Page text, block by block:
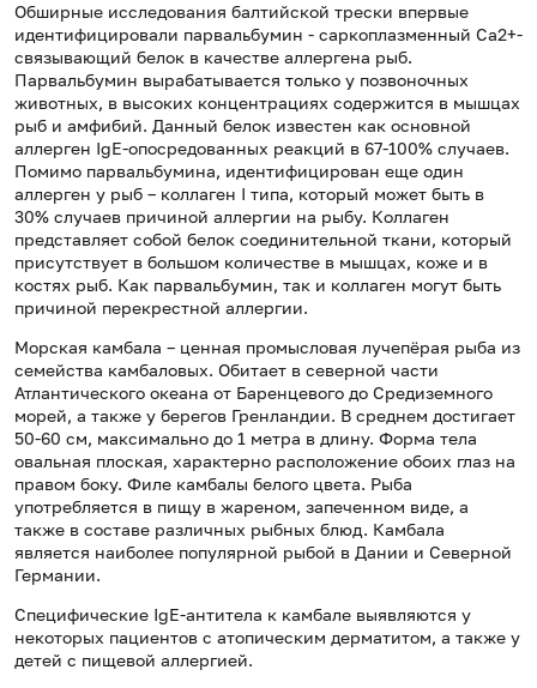
Обширные исследования балтийской трески впервые
идентифицировали парвальбумин - саркоплазменный Ca2+-
связывающий белок в качестве аллергена рыб.
Парвальбумин вырабатывается только у позвоночных
животных, в высоких концентрациях содержится в мышцах
рыб и амфибий. Данный белок известен как основной
аллерген IgЕ-опосредованных реакций в 67-100% случаев.
Помимо парвальбумина, идентифицирован еще один
аллерген у рыб – коллаген I типа, который может быть в
30% случаев причиной аллергии на рыбу. Коллаген
представляет собой белок соединительной ткани, который
присутствует в большом количестве в мышцах, коже и в
костях рыб. Как парвальбумин, так и коллаген могут быть
причиной перекрестной аллергии.
Морская камбала – ценная промысловая лучепёрая рыба из
семейства камбаловых. Обитает в северной части
Атлантического океана от Баренцевого до Средиземного
морей, а также у берегов Гренландии. В среднем достигает
50-60 см, максимально до 1 метра в длину. Форма тела
овальная плоская, характерно расположение обоих глаз на
правом боку. Филе камбалы белого цвета. Рыба
употребляется в пищу в жареном, запеченном виде, а
также в составе различных рыбных блюд. Камбала
является наиболее популярной рыбой в Дании и Северной
Германии.
Специфические IgE-антитела к камбале выявляются у
некоторых пациентов с атопическим дерматитом, а также у
детей с пищевой аллергией.